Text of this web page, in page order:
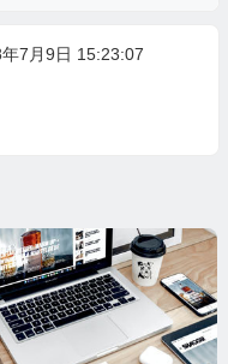
7月9日 15:23:07